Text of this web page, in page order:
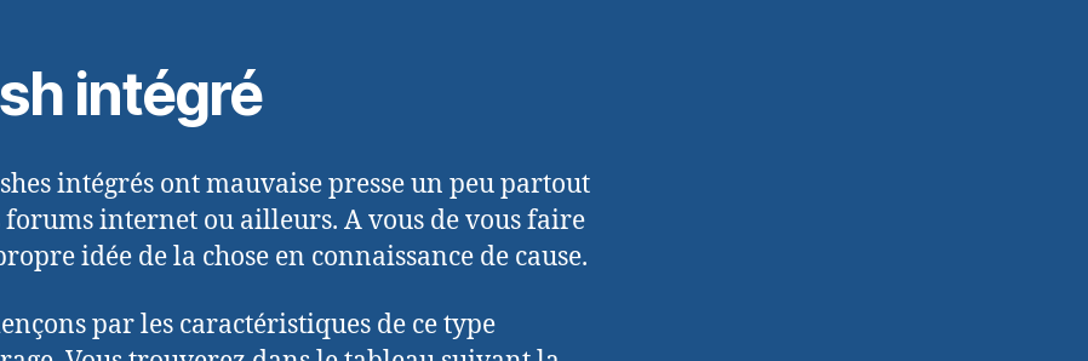
intégré
intégrés ont mauvaise presse un peu partout
forums internet ou ailleurs. A vous de vous faire
idée de la chose en connaissance de cause.
par les caractéristiques de ce type